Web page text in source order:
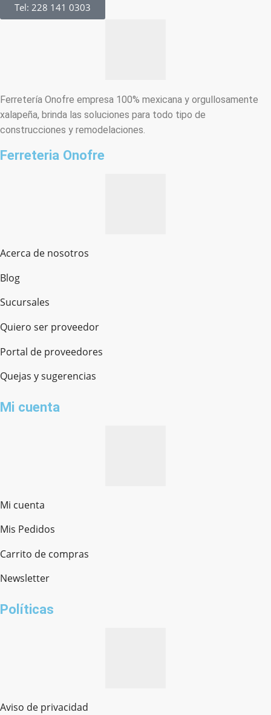
Tel: 228 141 0303
Ferretería Onofre empresa 100% mexicana y orgullosamente
xalapeña, brinda las soluciones para todo tipo de
construcciones y remodelaciones.
Ferreteria Onofre
Acerca de nosotros
Blog
Sucursales
Quiero ser proveedor
Portal de proveedores
Quejas y sugerencias
Mi cuenta
Mi cuenta
Mis Pedidos
Carrito de compras
Newsletter
Políticas
Aviso de privacidad